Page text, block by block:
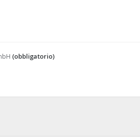
(obbligatorio)